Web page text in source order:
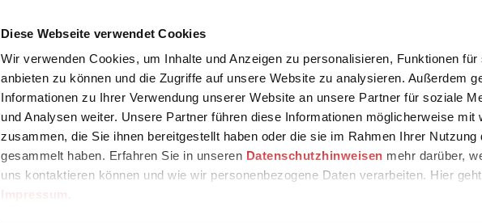
Diese Webseite verwendet Cookies
Wir verwenden Cookies, um Inhalte und Anzeigen zu personalisieren, Funktionen
anbieten zu können und die Zugriffe auf unsere Website zu analysieren. Außerdem
Informationen zu Ihrer Verwendung unserer Website an unsere Partner für soziale
und Analysen weiter. Unsere Partner führen diese Informationen möglicherweise mit
zusammen, die Sie ihnen bereitgestellt haben oder die sie im Rahmen Ihrer Nutzung
gesammelt haben. Erfahren Sie in unseren Datenschutzhinweisen mehr darüber,
uns kontaktieren können und wie wir personenbezogene Daten verarbeiten. Hier
Impressum